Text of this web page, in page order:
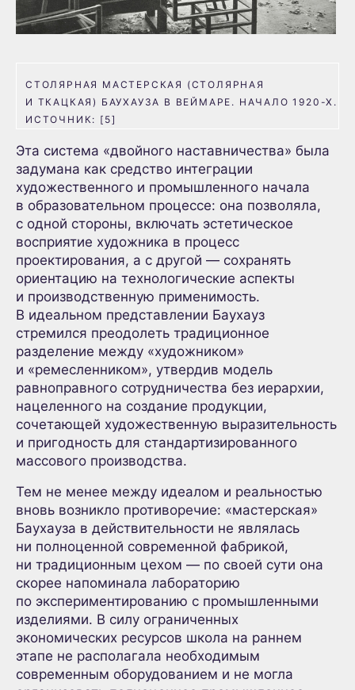
СТОЛЯРНАЯ МАСТЕРСКАЯ (СТОЛЯРНАЯ
И ТКАЦКАЯ) БАУХАУЗА В ВЕЙМАРЕ. НАЧАЛО 1920-Х.
ИСТОЧНИК: [5]
Эта система «двойного наставничества» была
задумана как средство интеграции
художественного и промышленного начала
в образовательном процессе: она позволяла,
с одной стороны, включать эстетическое
восприятие художника в процесс
проектирования, а с другой — сохранять
ориентацию на технологические аспекты
и производственную применимость.
В идеальном представлении Баухауз
стремился преодолеть традиционное
разделение между «художником»
и «ремесленником», утвердив модель
равноправного сотрудничества без иерархии,
нацеленного на создание продукции,
сочетающей художественную выразительность
и пригодность для стандартизированного
массового производства.
Тем не менее между идеалом и реальностью
вновь возникло противоречие: «мастерская»
Баухауза в действительности не являлась
ни полноценной современной фабрикой,
ни традиционным цехом — по своей сути она
скорее напоминала лабораторию
по экспериментированию с промышленными
изделиями. В силу ограниченных
экономических ресурсов школа на раннем
этапе не располагала необходимым
современным оборудованием и не могла